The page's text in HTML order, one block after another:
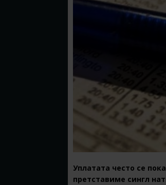
Уплатата често се
претставиме сингл